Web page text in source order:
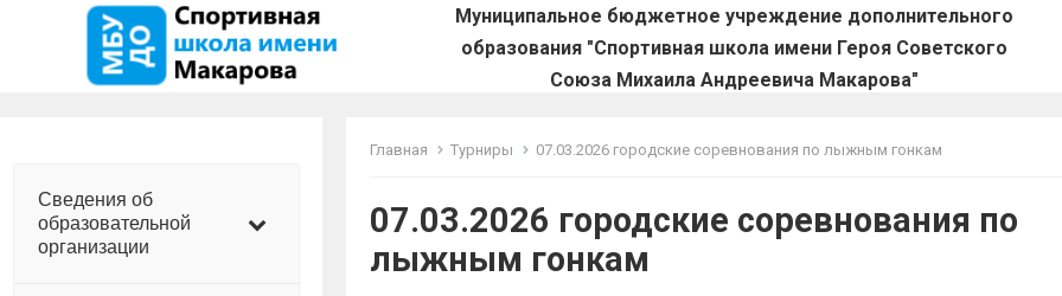
Муниципальное бюджетное учреждение дополнительного
образования "Спортивная школа имени Героя Советского
Союза Михаила Андреевича Макарова"
Сведения об
образовательной
организации
Главная Турниры 07.03.2026 городские соревнования по лыжным гонкам
07.03.2026 городские соревнования по
лыжным гонкам